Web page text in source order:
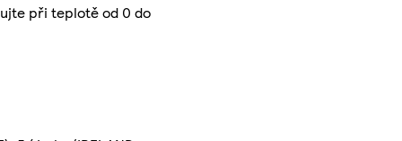
při teplotě od 0 do